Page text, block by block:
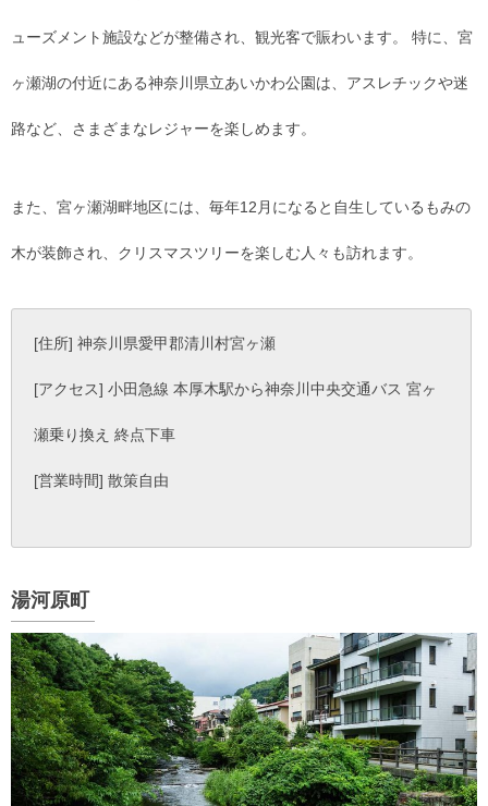
ューズメント施設などが整備され、観光客で賑わいます。 特に、宮
ヶ瀬湖の付近にある神奈川県立あいかわ公園は、アスレチックや迷
路など、さまざまなレジャーを楽しめます。
また、宮ヶ瀬湖畔地区には、毎年12月になると自生しているもみの
木が装飾され、クリスマスツリーを楽しむ人々も訪れます。
[住所] 神奈川県愛甲郡清川村宮ヶ瀬
[アクセス] 小田急線 本厚木駅から神奈川中央交通バス 宮ヶ
瀬乗り換え 終点下車
[営業時間] 散策自由
湯河原町